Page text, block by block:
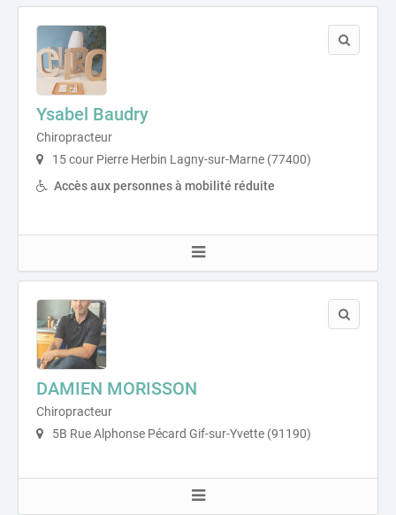
Ysabel Baudry
Chiropracteur
15 cour Pierre Herbin Lagny-sur-Marne (77400)
Accès aux personnes à mobilité réduite
DAMIEN MORISSON
Chiropracteur
5B Rue Alphonse Pécard Gif-sur-Yvette (91190)